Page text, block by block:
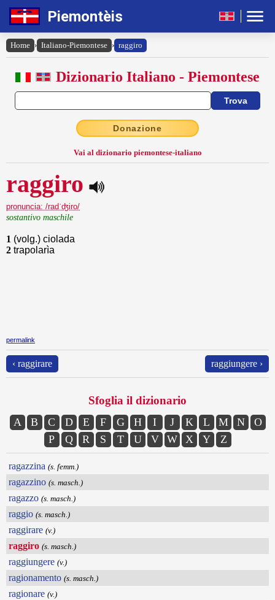
Piemontèis
Home › Italiano-Piemontese › raggiro
Dizionario Italiano - Piemontese
Donazione
Vai al dizionario piemontese-italiano
raggiro
pronuncia: /radˈʤiro/
sostantivo maschile
1 (volg.) ciolada
2 trapolarìa
permalink
‹ raggirare raggiungere ›
Sfoglia il dizionario
A B C D E F G H I J K L M N
O
P
Q R S T U V W X Y Z
ragazzina (s. femm.)
ragazzino (s. masch.)
ragazzo (s. masch.)
raggio (s. masch.)
raggirare (v.)
raggiro (s. masch.)
raggiungere (v.)
ragionamento (s. masch.)
ragionare (v.)